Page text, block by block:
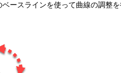
ースラインを使って曲線の調整を